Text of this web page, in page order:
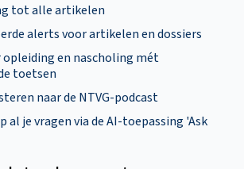
tot alle artikelen
alerts voor artikelen en dossiers
en nascholing mét
toetsen
naar de NTVG-podcast
al je vragen via de AI-toepassing 'Ask